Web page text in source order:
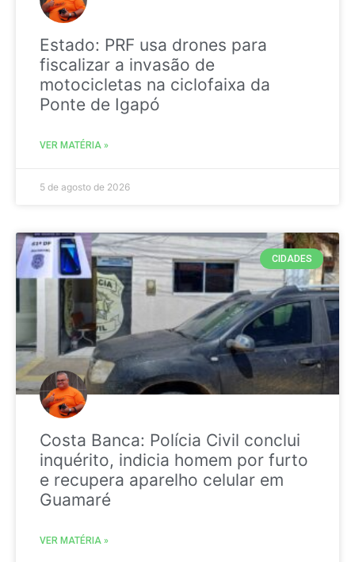
Estado: PRF usa drones para
fiscalizar a invasão de
motocicletas na ciclofaixa da
Ponte de Igapó
VER MATÉRIA »
5 de agosto de 2026
CIDADES
Costa Banca: Polícia Civil conclui
inquérito, indicia homem por furto
e recupera aparelho celular em
Guamaré
VER MATÉRIA »